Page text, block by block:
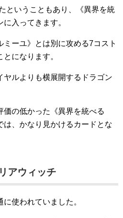
ということもあり、《異界を統
入ってきます。
ーユ》とは別に攻める7コスト
になります。
ヤルよりも横展開するドラゴン
価の低かった《異界を統べる
は、かなり見かけるカードとな
アウィッチ
使われていました。